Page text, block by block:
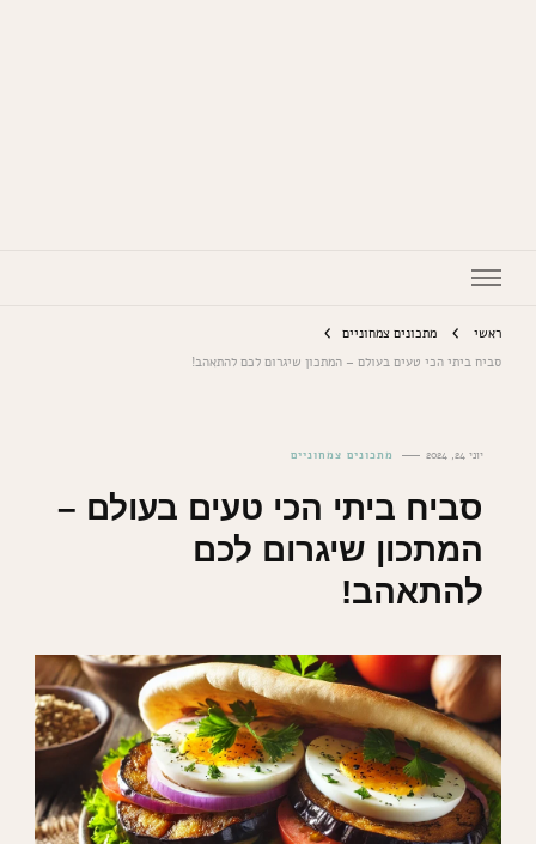
ראשי
מתכונים צמחוניים
סביח ביתי הכי טעים בעולם – המתכון שיגרום לכם להתאהב!
יוני 24, 2024 מתכונים צמחוניים
סביח ביתי הכי טעים בעולם –
המתכון שיגרום לכם
להתאהב!